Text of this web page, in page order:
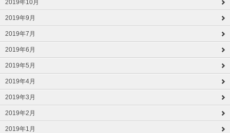
2019年10月
2019年9月
2019年7月
2019年6月
2019年5月
2019年4月
2019年3月
2019年2月
2019年1月